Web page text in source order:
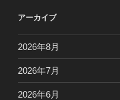
アーカイブ
2026年8月
2026年7月
2026年6月